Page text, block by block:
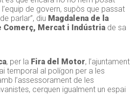
de govern, supòs que passat
parlar”, diu Magdalena de la
Comerç, Mercat i Indústria de sa
, per la Fira del Motor, l’ajuntament
temporal al polígon per a les
l’assessorament de les
cerquen igualment un espai